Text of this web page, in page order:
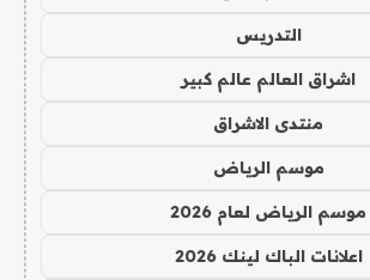
التدريس
اشراق العالم عالم كبير
منتدى الاشراق
موسم الرياض
موسم الرياض لعام 2026
اعلانات الباك لينك 2026